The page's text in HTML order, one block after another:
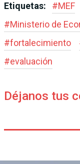
Etiquetas: #MEF
#Ministerio de
#fortalecimiento
#evaluación
Déjanos tus